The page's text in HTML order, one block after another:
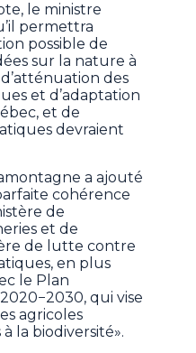
le ministre
permettra
possible de
sur la nature à
des
et d’adaptation
et de
devraient
a ajouté
cohérence
de
et de
de lutte contre
en plus
le Plan
qui vise
agricoles
la biodiversité».